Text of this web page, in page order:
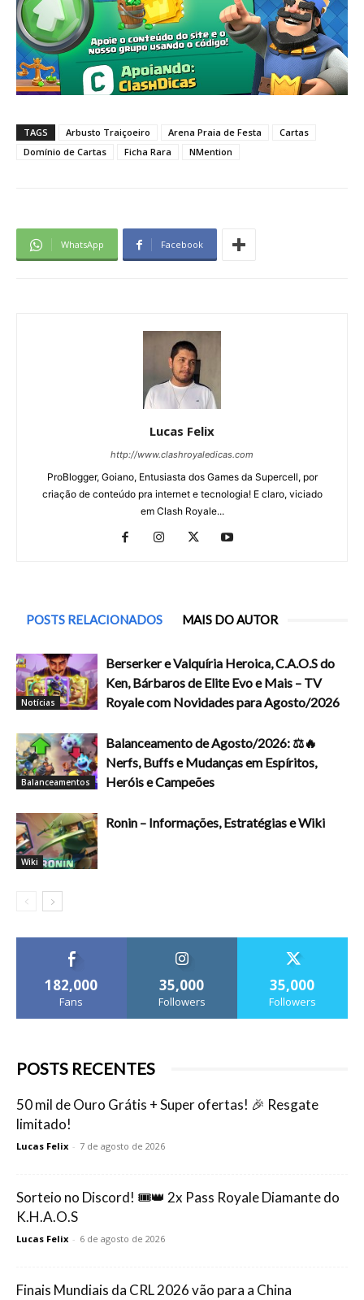
TAGS Arbusto Traiçoeiro Arena Praia de Festa
Cartas
Domínio de Cartas
Ficha Rara NMention
WhatsApp Facebook
Lucas Felix
http://www.clashroyaledicas.com
ProBlogger, Goiano, Entusiasta dos Games da Supercell, por
criação de conteúdo pra internet e tecnologia! E claro, viciado
em Clash Royale...
POSTS RELACIONADOS MAIS DO AUTOR
Notícias
Berserker e Valquíria Heroica, C.A.O.S do
Ken, Bárbaros de Elite Evo e Mais – TV
Royale com Novidades para Agosto/2026
Balanceamentos
Balanceamento de Agosto/2026: ⚖️🔥
Nerfs, Buffs e Mudanças em Espíritos,
Heróis e Campeões
Wiki
Ronin – Informações, Estratégias e Wiki
182,000
Fans
35,000
Followers
35,000
Followers
POSTS RECENTES
50 mil de Ouro Grátis + Super ofertas! 🎉 Resgate
limitado!
Lucas Felix - 7 de agosto de 2026
Sorteio no Discord! 🎟️👑 2x Pass Royale Diamante do
K.H.A.O.S
Lucas Felix - 6 de agosto de 2026
Finais Mundiais da CRL 2026 vão para a China